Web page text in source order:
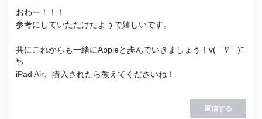
おわー！！！
参考にしていただけたようで嬉しいです。
共にこれからも一緒にAppleと歩んでいきましょう！v(￣∇￣)ﾆ
ﾔｯ
iPad Air、購入されたら教えてくださいね！
返信する